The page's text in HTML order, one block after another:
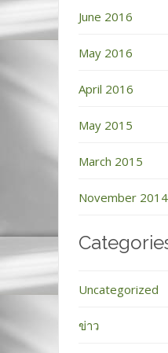
June 2016
May 2016
April 2016
May 2015
March 2015
November 2014
Uncategorized
ข่าว